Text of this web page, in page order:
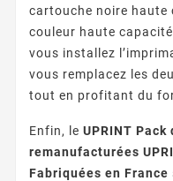
cartouche noire haute
couleur haute
vous installez
vous remplacez les
tout en profitant du
Enfin, le UPRINT
remanufacturées
Fabriquées en France